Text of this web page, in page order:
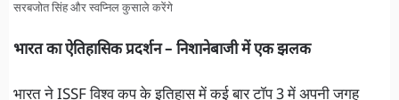
सरबजोत सिंह और स्वप्निल कुसाले करेंगे
भारत का ऐतिहासिक प्रदर्शन – निशानेबाजी में एक झलक
भारत ने ISSF विश्व कप के इतिहास में कई बार टॉप 3 में अपनी जगह